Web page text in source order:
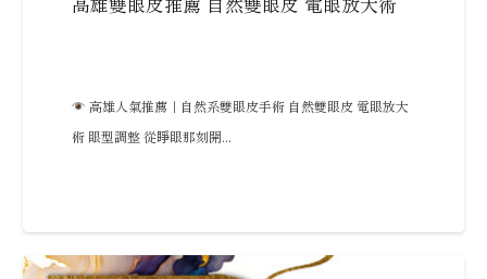
高雄人氣推薦｜自然系雙眼皮手術 自然雙眼皮 電眼放大
術 眼型調整 從睜眼那刻開...